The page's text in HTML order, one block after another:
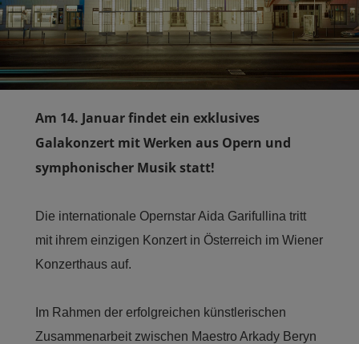
MEDIA
PARTNERS
CONTACT
Am 14. Januar findet ein exklusives
Galakonzert mit Werken aus Opern und
symphonischer Musik statt!
Die internationale Opernstar Aida Garifullina tritt
mit ihrem einzigen Konzert in Österreich im Wiener
Konzerthaus auf.
Im Rahmen der erfolgreichen künstlerischen
Zusammenarbeit zwischen Maestro Arkady Beryn